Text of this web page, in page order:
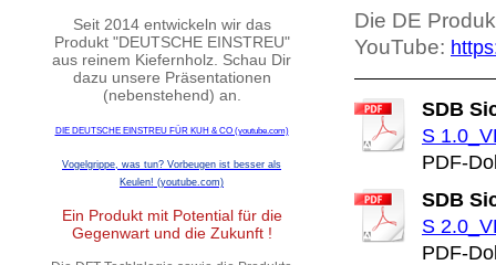
Seit 2014 entwickeln wir das
Produkt "DEUTSCHE EINSTREU"
aus reinem Kiefernholz. Schau Dir
dazu unsere Präsentationen
(nebenstehend) an.
DIE DEUTSCHE EINSTREU FÜR KUH & CO (youtube.com)
Vogelgrippe, was tun? Vorbeugen ist besser als
Keulen! (youtube.com)
Ein Produkt mit Potential für die
Gegenwart und die Zukunft !
Die DE
YouTube:
SDB
S
PDF-
SDB
S
PDF-